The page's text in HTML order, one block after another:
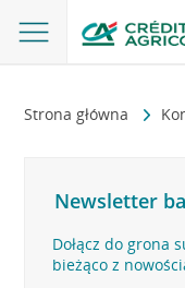
Strona główna
Newsletter
Dołącz do grona
bieżąco z